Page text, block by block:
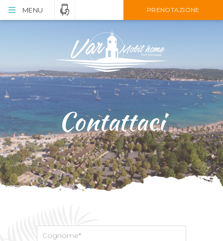
MENU PRENOTAZIONE
Contattaci